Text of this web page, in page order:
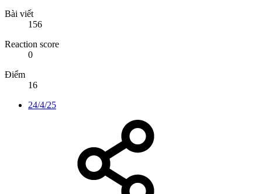
Bài viết
156
Reaction score
0
Điểm
16
24/4/25